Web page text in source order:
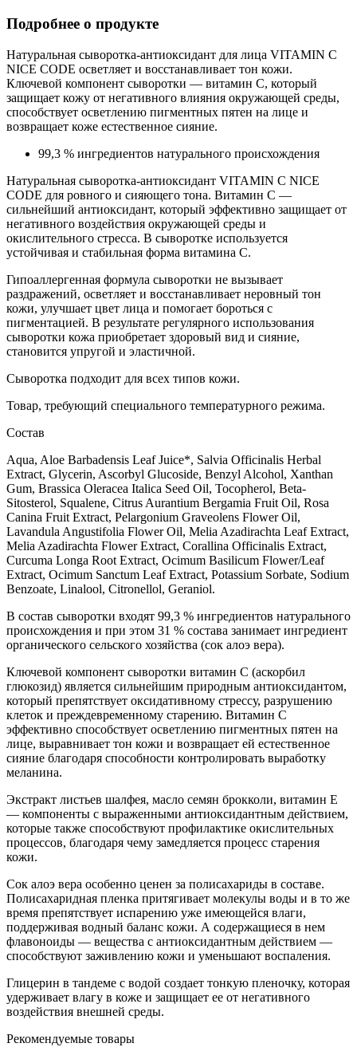
Подробнее о продукте
Натуральная сыворотка-антиоксидант для лица VITAMIN C
NICE CODE осветляет и восстанавливает тон кожи.
Ключевой компонент сыворотки — витамин С, который
защищает кожу от негативного влияния окружающей среды,
способствует осветлению пигментных пятен на лице и
возвращает коже естественное сияние.
99,3 % ингредиентов натурального происхождения
Натуральная сыворотка-антиоксидант VITAMIN C NICE
CODE для ровного и сияющего тона. Витамин С —
сильнейший антиоксидант, который эффективно защищает от
негативного воздействия окружающей среды и
окислительного стресса. В сыворотке используется
устойчивая и стабильная форма витамина С.
Гипоаллергенная формула сыворотки не вызывает
раздражений, осветляет и восстанавливает неровный тон
кожи, улучшает цвет лица и помогает бороться с
пигментацией. В результате регулярного использования
сыворотки кожа приобретает здоровый вид и сияние,
становится упругой и эластичной.
Сыворотка подходит для всех типов кожи.
Товар, требующий специального температурного режима.
Состав
Aqua, Aloe Barbadensis Leaf Juice*, Salvia Officinalis Herbal
Extract, Glycerin, Ascorbyl Glucoside, Benzyl Alcohol, Xanthan
Gum, Brassica Oleracea Italica Seed Oil, Tocopherol, Beta-
Sitosterol, Squalene, Citrus Aurantium Bergamia Fruit Oil, Rosa
Canina Fruit Extract, Pelargonium Graveolens Flower Oil,
Lavandula Angustifolia Flower Oil, Melia Azadirachta Leaf Extract,
Melia Azadirachta Flower Extract, Corallina Officinalis Extract,
Curcuma Longa Root Extract, Ocimum Basilicum Flower/Leaf
Extract, Ocimum Sanctum Leaf Extract, Potassium Sorbate, Sodium
Benzoate, Linalool, Citronellol, Geraniol.
В состав сыворотки входят 99,3 % ингредиентов натурального
происхождения и при этом 31 % состава занимает ингредиент
органического сельского хозяйства (сок алоэ вера).
Ключевой компонент сыворотки витамин С (аскорбил
глюкозид) является сильнейшим природным антиоксидантом,
который препятствует оксидативному стрессу, разрушению
клеток и преждевременному старению. Витамин С
эффективно способствует осветлению пигментных пятен на
лице, выравнивает тон кожи и возвращает ей естественное
сияние благодаря способности контролировать выработку
меланина.
Экстракт листьев шалфея, масло семян брокколи, витамин Е
— компоненты с выраженными антиоксидантным действием,
которые также способствуют профилактике окислительных
процессов, благодаря чему замедляется процесс старения
кожи.
Сок алоэ вера особенно ценен за полисахариды в составе.
Полисахаридная пленка притягивает молекулы воды и в то же
время препятствует испарению уже имеющейся влаги,
поддерживая водный баланс кожи. А содержащиеся в нем
флавоноиды — вещества с антиоксидантным действием —
способствуют заживлению кожи и уменьшают воспаления.
Глицерин в тандеме с водой создает тонкую пленочку, которая
удерживает влагу в коже и защищает ее от негативного
воздействия внешней среды.
Рекомендуемые товары